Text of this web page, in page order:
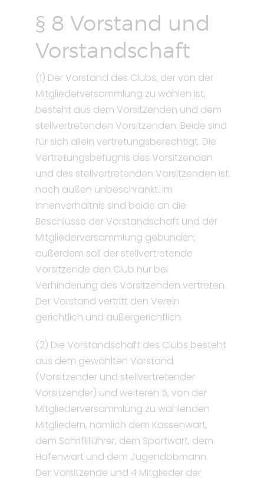
§ 8 Vorstand und
Vorstandschaft
(1) Der Vorstand des Clubs, der von der
Mitgliederversammlung zu wählen ist,
besteht aus dem Vorsitzenden und dem
stellvertretenden Vorsitzenden. Beide sind
für sich allein vertretungsberechtigt. Die
Vertretungsbefugnis des Vorsitzenden
und des stellvertretenden Vorsitzenden ist
nach außen unbeschränkt. Im
Innenverhältnis sind beide an die
Beschlüsse der Vorstandschaft und der
Mitgliederversammlung gebunden;
außerdem soll der stellvertretende
Vorsitzende den Club nur bei
Verhinderung des Vorsitzenden vertreten.
Der Vorstand vertritt den Verein
gerichtlich und außergerichtlich.
(2) Die Vorstandschaft des Clubs besteht
aus dem gewählten Vorstand
(Vorsitzender und stellvertretender
Vorsitzender) und weiteren 5, von der
Mitgliederversammlung zu wählenden
Mitgliedern, nämlich dem Kassenwart,
dem Schriftführer, dem Sportwart, dem
Hafenwart und dem Jugendobmann.
Der Vorsitzende und 4 Mitglieder der